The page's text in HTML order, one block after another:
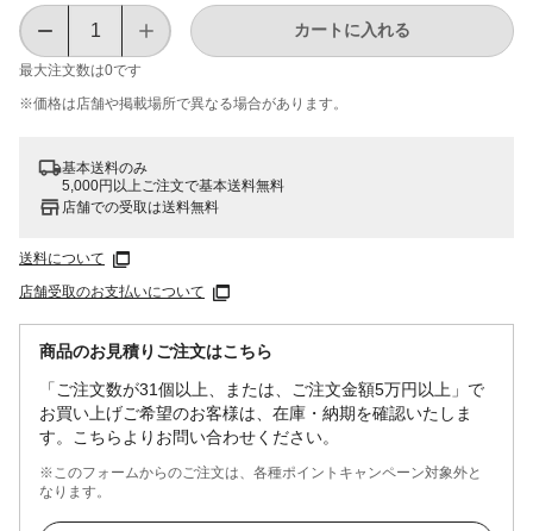
最大注文数は0です
カートに入れる
※価格は​店舗や​掲載場所で​異なる​場合が​あります。
基本送料のみ
5,000円以上ご注文で基本送料無料
店舗での受取は送料無料
送料について
店舗受取のお支払いについて
商品のお見積りご注文はこちら
「ご注文数が31個以上、または、ご注文金額5万円以上」で
お買い上げご希望のお客様は、在庫・納期を確認いたしま
す。こちらよりお問い合わせください。
※このフォームからのご注文は、各種ポイントキャンペーン対象外と
なります。